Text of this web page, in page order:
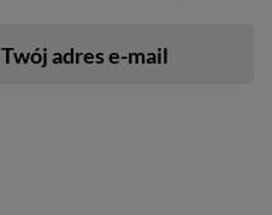
Twój adres e-mail